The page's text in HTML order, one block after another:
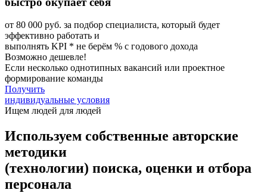
от 80 000 руб. за подбор специалиста, который будет
эффективно работать и
выполнять KPI * не берём % с годового дохода
Возможно дешевле!
Если несколько однотипных вакансий или проектное
формирование команды
Получить
индивидуальные условия
Ищем людей для людей
Используем собственные авторские
методики
(технологии) поиска, оценки и отбора
персонала